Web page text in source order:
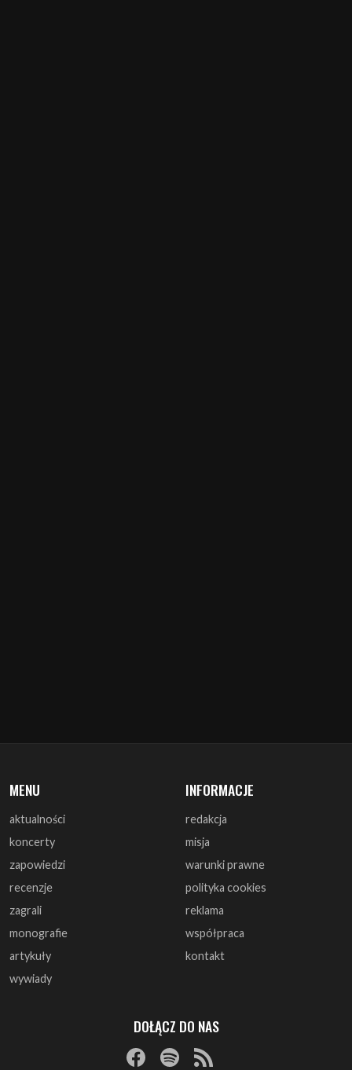
MENU
aktualności
koncerty
zapowiedzi
recenzje
zagrali
monografie
artykuły
wywiady
INFORMACJE
redakcja
misja
warunki prawne
polityka cookies
reklama
współpraca
kontakt
DOŁĄCZ DO NAS